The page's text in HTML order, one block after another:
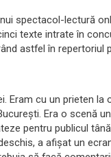
spectacol-lectură
texte intrate în
astfel în repertoriul
Eram cu un prieten la
Era o scenă
pentru publicul
a afișat un